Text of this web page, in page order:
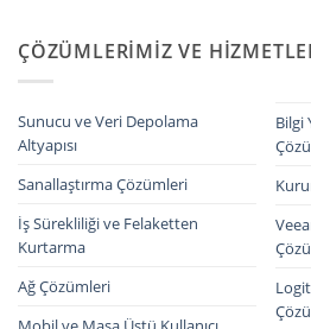
ÇÖZÜMLERIMIZ VE
Sunucu ve Veri Depolama
Altyapısı
Sanallaştırma Çözümleri
İş Sürekliliği ve Felaketten
Kurtarma
Ağ Çözümleri
Bilgi